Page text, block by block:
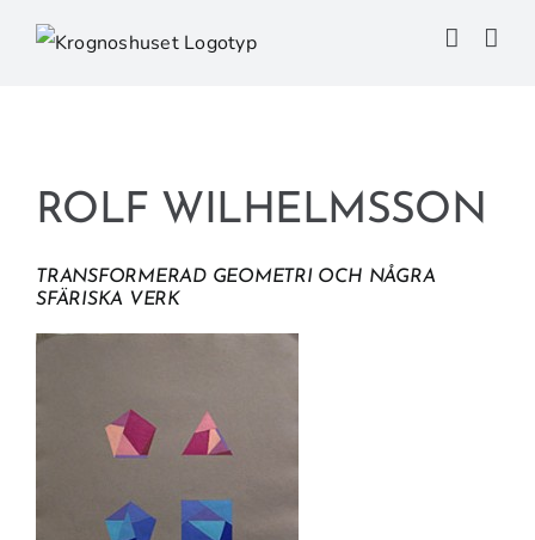
Fortsätt
ROLF WILHELMSSON
TRANSFORMERAD GEOMETRI OCH NÅGRA
SFÄRISKA VERK